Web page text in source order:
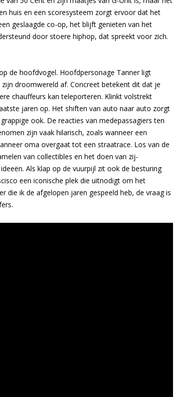
huis en een scoresysteem zorgt ervoor dat het
geslaagde co-op, het blijft genieten van het
door stoere hiphop, dat spreekt voor zich.
de hoofdvogel. Hoofdpersonage Tanner ligt
droomwereld af. Concreet betekent dit dat je
chauffeurs kan teleporteren. Klinkt volstrekt
jaren op. Het shiften van auto naar auto zorgt
ook. De reacties van medepassagiers ten
zijn vaak hilarisch, zoals wanneer een
oma overgaat tot een straatrace. Los van de
van collectibles en het doen van zij-
Als klap op de vuurpijl zit ook de besturing
een iconische plek die uitnodigt om het
die ik de afgelopen jaren gespeeld heb, de vraag is